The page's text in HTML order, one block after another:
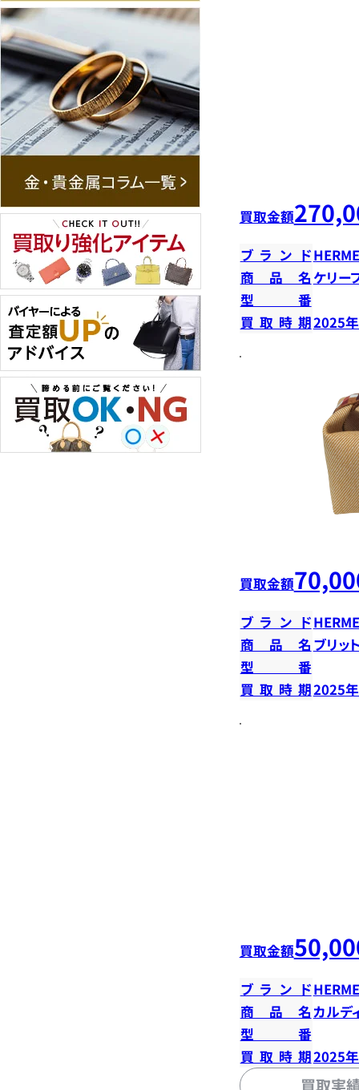
買取金額
ブランド
商品名 ケリー
型番
買取時期2025
買取金額
ブランド
商品名 ブリッ
型番
買取時期2025
買取金額
ブランド
商品名 カルデ
型番
買取時期2025
買取実